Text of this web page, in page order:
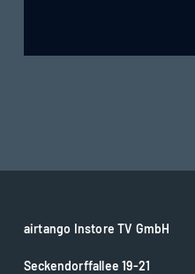
airtango Instore TV GmbH
Seckendorffallee 19-21